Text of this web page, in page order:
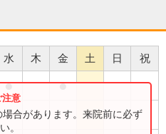
水 木 金 土 日 祝
● ●
●
合があります。来院前に必ず
。